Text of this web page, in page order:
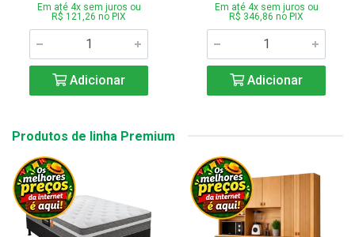
Em até 4x sem juros ou
R$ 121,26 no PIX
Adicionar
Em até 4x sem juros ou
R$ 346,86 no PIX
Adicionar
Produtos de linha Premium